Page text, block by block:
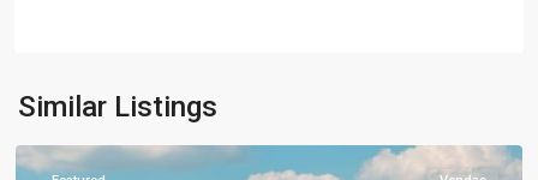
Similar Listings
Talatona
Luanda